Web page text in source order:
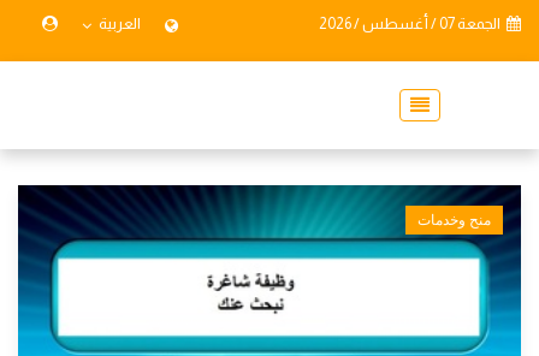
الجمعة 07 / أغسطس / 2026 العربية
منح وخدمات